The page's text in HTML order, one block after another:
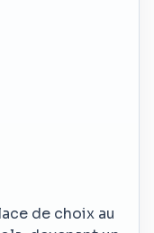
de choix au